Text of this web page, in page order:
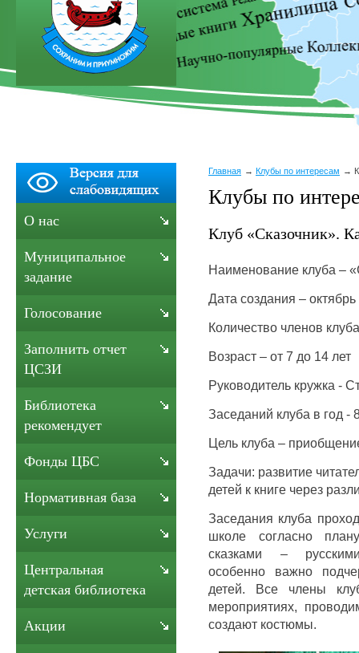
Главная Клубы по интересам
Клубы по
Клуб «Сказочник».
Наименование клуба –
Дата создания –
Количество членов
Возраст – от 7 до 14 лет
Руководитель кружка -
Заседаний клуба в год -
Цель клуба –
Задачи: развитие
детей к книге через
Заседания клуба
школе согласно
сказками –
особенно важно
детей. Все члены
мероприятиях,
создают костюмы.
О нас
Муниципальное
задание
Голосование
Заполнить отчет
ЦСЗИ
Библиотека
рекомендует
Фонды ЦБС
Нормативная база
Услуги
Центральная
детская библиотека
Акции